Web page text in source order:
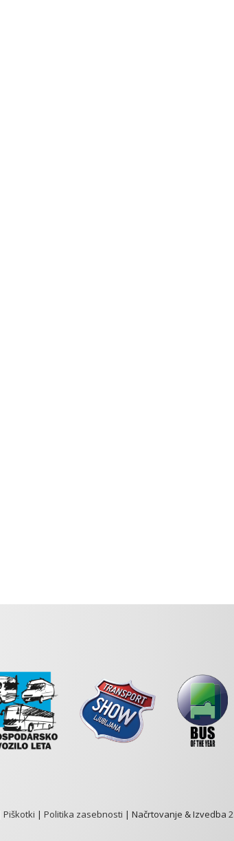
Piškotki | Politika zasebnosti | Načrtovanje & Izvedba